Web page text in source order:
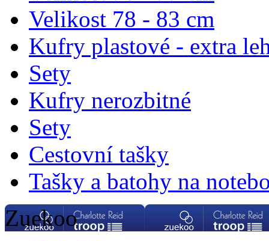
Velikost 78 - 83 cm
Kufry plastové - extra
Sety
Kufry nerozbitné
Sety
Cestovní tašky
Tašky a batohy na
Zuekoo